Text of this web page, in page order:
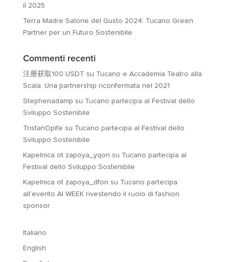
il 2025
Terra Madre Salone del Gusto 2024: Tucano Green
Partner per un Futuro Sostenibile
Commenti recenti
注册获取100 USDT su Tucano e Accademia Teatro alla
Scala. Una partnership riconfermata nel 2021
Stephenadamp su Tucano partecipa al Festival dello
Sviluppo Sostenibile
TristanOpife su Tucano partecipa al Festival dello
Sviluppo Sostenibile
Kapelnica ot zapoya_yqon su Tucano partecipa al
Festival dello Sviluppo Sostenibile
Kapelnica ot zapoya_dfon su Tucano partecipa
all’evento AI WEEK rivestendo il ruolo di fashion
sponsor
Italiano
English